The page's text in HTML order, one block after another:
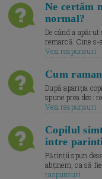
Ne certăm
normal?
De când a
remarcă. Cine
Vezi raspunsuri
Cum
După apariția
spune prea des:
Vezi raspunsuri
Copilul
intre
Părinții spun
abținem, ca să
raspunsuri